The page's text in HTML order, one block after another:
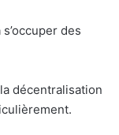
des
décentralisation